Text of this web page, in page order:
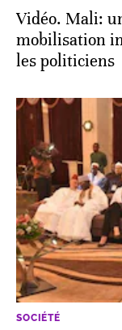
Vidéo. Mali:
mobilisation
les politiciens
SOCIÉTÉ